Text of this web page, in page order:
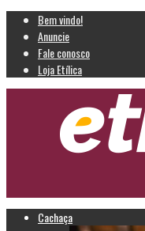
Bem vindo!
Anuncie
Fale conosco
Loja Etílica
Cachaça